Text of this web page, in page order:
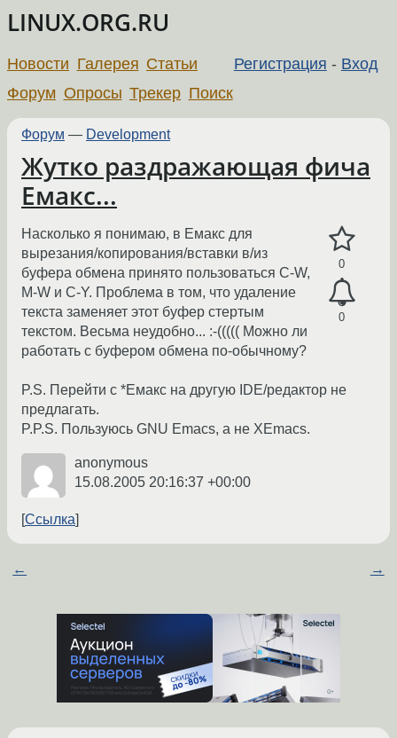
LINUX.ORG.RU
Регистрация - Вход
Новости Галерея Статьи
Форум Опросы Трекер Поиск
Форум — Development
Жутко раздражающая фича
Емакс...
0
0
Насколько я понимаю, в Емакс для
вырезания/копирования/вставки в/из
буфера обмена принято пользоваться C-W,
M-W и C-Y. Проблема в том, что удаление
текста заменяет этот буфер стертым
текстом. Весьма неудобно... :-((((( Можно ли
работать с буфером обмена по-обычному?
P.S. Перейти с *Емакс на другую IDE/редактор не
предлагать.
P.P.S. Пользуюсь GNU Emacs, а не XEmacs.
anonymous
15.08.2005 20:16:37 +00:00
Ссылка
← →